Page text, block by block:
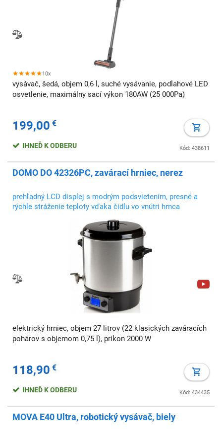
10x
vysávač, šedá, objem 0,6 l, suché vysávanie, podlahové LED
osvetlenie, maximálny sací výkon 180AW (25 000Pa)
199,00 €
Kód: 438611
IHNEĎ K ODBERU
DOMO DO 42326PC, zavárací hrniec, nerez
prehľadný LCD displej s modrým podsvietením, presné a
rýchle stráženie teploty vďaka čidlu vo vnútri hrnca
elektrický hrniec, objem 27 litrov (22 klasických zaváracích
pohárov s objemom 0,75 l), príkon 2000 W
118,90 €
Kód: 434435
IHNEĎ K ODBERU
MOVA E40 Ultra, robotický vysávač, biely